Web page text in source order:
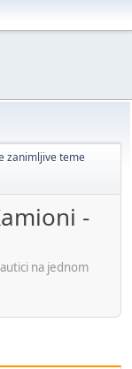
zanimljive teme
-
na jednom